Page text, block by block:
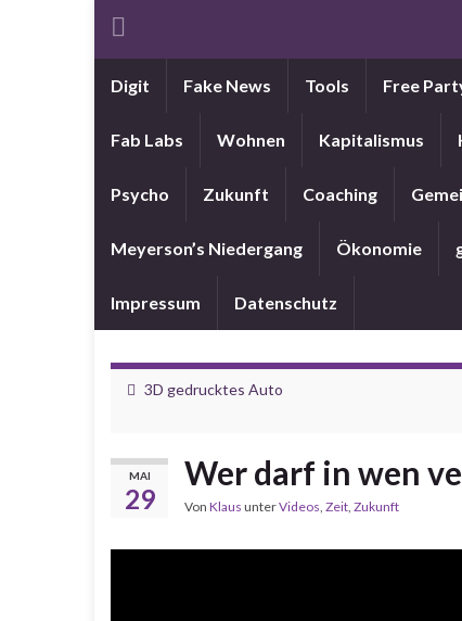
Digit Fake News Tools Free
Fab Labs Wohnen Kapitalismus
Psycho Zukunft Coaching
Meyerson’s Niedergang Ökonomie
Impressum Datenschutz
3D gedrucktes Auto
MAI
29
Wer darf in wen
Von Klaus unterVideos, Zeit, Zukunft